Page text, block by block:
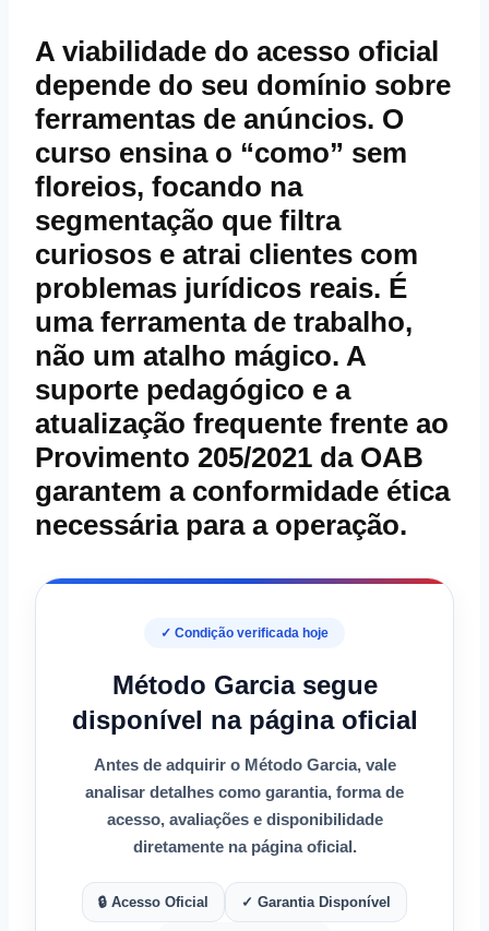
A viabilidade do acesso oficial
depende do seu domínio sobre
ferramentas de anúncios. O
curso ensina o “como” sem
floreios, focando na
segmentação que filtra
curiosos e atrai clientes com
problemas jurídicos reais. É
uma ferramenta de trabalho,
não um atalho mágico. A
suporte pedagógico e a
atualização frequente frente ao
Provimento 205/2021 da OAB
garantem a conformidade ética
necessária para a operação.
✓ Condição verificada hoje
Método Garcia segue
disponível na página oficial
Antes de adquirir o Método Garcia, vale
analisar detalhes como garantia, forma de
acesso, avaliações e disponibilidade
diretamente na página oficial.
🔒 Acesso Oficial ✓ Garantia Disponível